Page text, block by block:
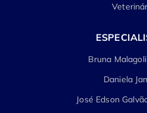
Bruna
Daniela
José Edson